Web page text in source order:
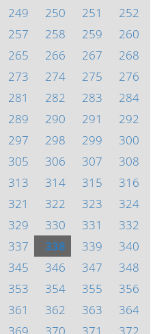
249 250 251
252
257 258 259
260
265 266 267
268
273 274 275
276
281 282 283
284
289 290 291
292
297 298 299
300
305 306 307
308
313 314 315
316
321 322 323
324
329 330 331
332
337 338 339
340
345 346 347
348
353 354 355
356
361 362 363
364